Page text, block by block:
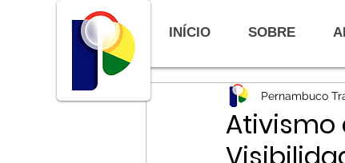
Todos os posts Artigos e
Apurações do TCEPE
Ativismo
Pernambuco
INÍCIO SOBRE